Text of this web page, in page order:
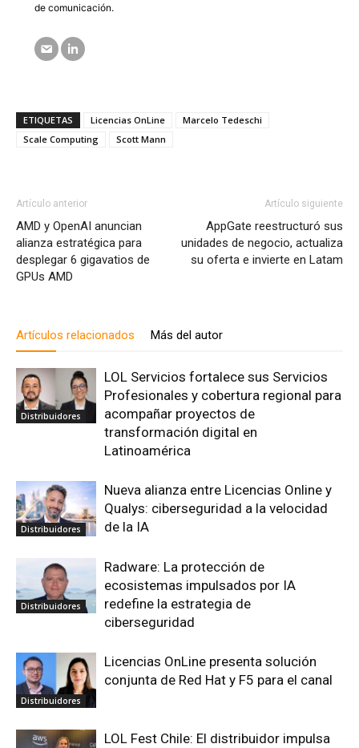
de comunicación.
ETIQUETAS Licencias OnLine
Marcelo Tedeschi
Scale Computing
Scott Mann
Artículo anterior
AMD y OpenAI anuncian
alianza estratégica para
desplegar 6 gigavatios de
GPUs AMD
Artículo siguiente
AppGate reestructuró sus
unidades de negocio, actualiza
su oferta e invierte en Latam
Artículos relacionados Más del autor
Distribuidores
LOL Servicios fortalece sus Servicios
Profesionales y cobertura regional para
acompañar proyectos de
transformación digital en
Latinoamérica
Distribuidores
Nueva alianza entre Licencias Online y
Qualys: ciberseguridad a la velocidad
de la IA
Distribuidores
Radware: La protección de
ecosistemas impulsados por IA
redefine la estrategia de
ciberseguridad
Distribuidores
Licencias OnLine presenta solución
conjunta de Red Hat y F5 para el canal
LOL Fest Chile: El distribuidor impulsa